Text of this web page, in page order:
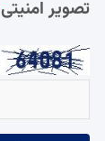
تصویر امنیتی